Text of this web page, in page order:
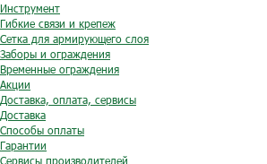
Инструмент
Гибкие связи и крепеж
Сетка для армирующего слоя
Заборы и ограждения
Временные ограждения
Акции
Доставка, оплата, сервисы
Доставка
Способы оплаты
Гарантии
Сервисы производителей